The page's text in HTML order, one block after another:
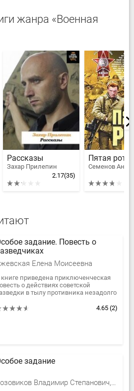
жанра «Военная
Рассказы
Захар Прилепин
2.17(35)
Пятая рота
задание. Повесть о
Елена Моисеевна
книге приведена приключенческая
о действиях советской
в тылу противника незадолго
выступе (1942–1943), в...4.65 (2)
задание
Возовиков Владимир Степанович, Крохмалюк Владимир Григорьевич